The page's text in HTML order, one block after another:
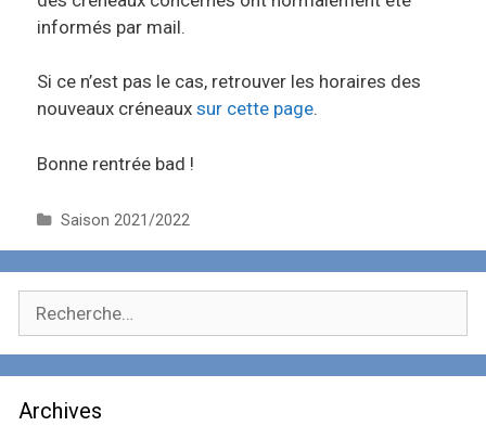
informés par mail.
Si ce n’est pas le cas, retrouver les horaires des
nouveaux créneaux sur cette page.
Bonne rentrée bad !
C
é
g
o
r
i
e
Saison 2021/2022
e
c
e
Archives